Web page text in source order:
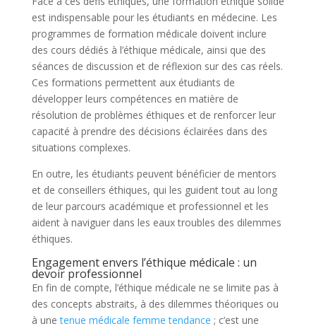
est indispensable pour les étudiants en médecine. Les
programmes de formation médicale doivent inclure
des cours dédiés à l’éthique médicale, ainsi que des
séances de discussion et de réflexion sur des cas réels.
Ces formations permettent aux étudiants de
développer leurs compétences en matière de
résolution de problèmes éthiques et de renforcer leur
capacité à prendre des décisions éclairées dans des
situations complexes.
En outre, les étudiants peuvent bénéficier de mentors
et de conseillers éthiques, qui les guident tout au long
de leur parcours académique et professionnel et les
aident à naviguer dans les eaux troubles des dilemmes
éthiques.
Engagement envers l’éthique médicale : un
devoir professionnel
En fin de compte, l’éthique médicale ne se limite pas à
des concepts abstraits, à des dilemmes théoriques ou
à unetenue médicale femme tendance ; c’est une